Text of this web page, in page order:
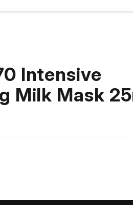
Intensive
Milk Mask